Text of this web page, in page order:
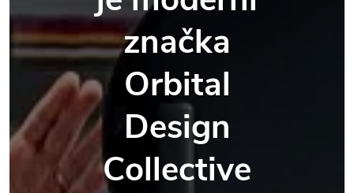
značka
Orbital
Design
Collective